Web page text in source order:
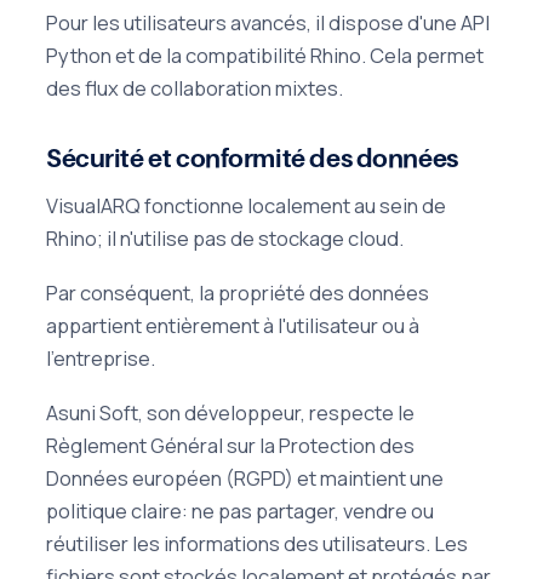
Pour les utilisateurs avancés, il dispose d'une API
Python et de la compatibilité Rhino. Cela permet
des flux de collaboration mixtes.
Sécurité et conformité des données
VisualARQ fonctionne localement au sein de
Rhino; il n'utilise pas de stockage cloud.
Par conséquent, la propriété des données
appartient entièrement à l'utilisateur ou à
l'entreprise.
Asuni Soft, son développeur, respecte le
Règlement Général sur la Protection des
Données européen (RGPD) et maintient une
politique claire: ne pas partager, vendre ou
réutiliser les informations des utilisateurs. Les